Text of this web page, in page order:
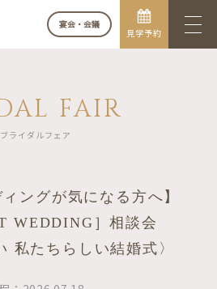
宴会・会議
見学予約
FAIR
ブライダルフェア
ィングが気になる方へ】
WEDDING］相談会
私たちらしい結婚式〉